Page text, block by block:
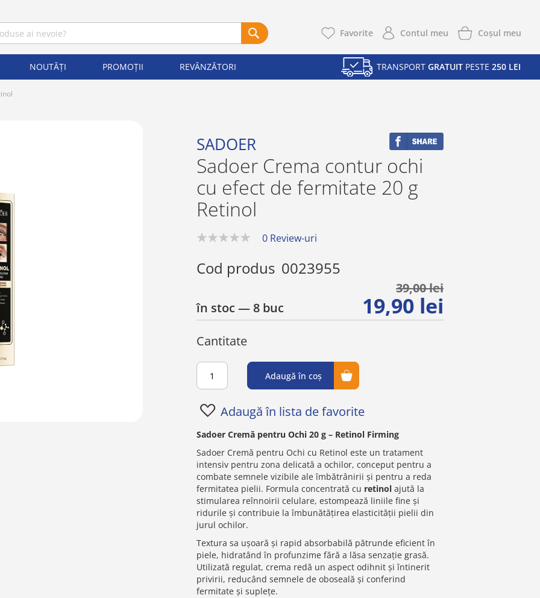
Favorite Contul meu Coşul meu
NOUTĂȚI PROMOȚII REVÂNZĂTORI TRANSPORT GRATUIT PESTE 250 LEI
SADOER
Sadoer Crema contur ochi
cu efect de fermitate 20 g
Retinol
0 Review-uri
în stoc — 8 buc
Cod produs 0023955
19,90 lei
39,00 lei
Cantitate
Adaugă în coș
Adaugă în lista de favorite
Sadoer Cremă pentru Ochi 20 g – Retinol Firming
Sadoer Cremă pentru Ochi cu Retinol este un tratament
intensiv pentru zona delicată a ochilor, conceput pentru a
combate semnele vizibile ale îmbătrânirii și pentru a reda
fermitatea pielii. Formula concentrată cu retinol ajută la
stimularea reînnoirii celulare, estompează liniile fine și
ridurile și contribuie la îmbunătățirea elasticității pielii din
jurul ochilor.
Textura sa ușoară și rapid absorbabilă pătrunde eficient în
piele, hidratând în profunzime fără a lăsa senzație grasă.
Utilizată regulat, crema redă un aspect odihnit și întinerit
privirii, reducând semnele de oboseală și conferind
fermitate și suplețe.